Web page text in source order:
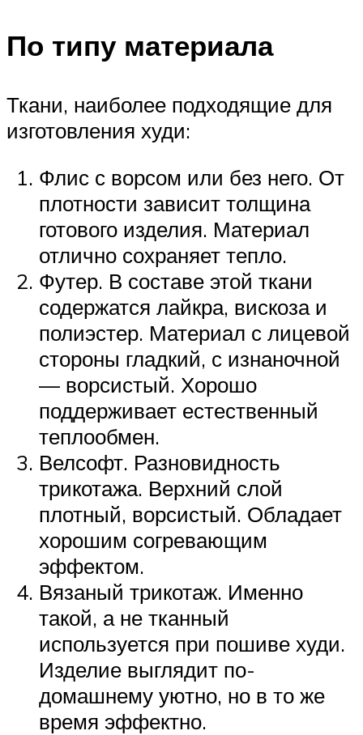
По типу материала
Ткани, наиболее подходящие для
изготовления худи:
Флис с ворсом или без него. От
плотности зависит толщина
готового изделия. Материал
отлично сохраняет тепло.
Футер. В составе этой ткани
содержатся лайкра, вискоза и
полиэстер. Материал с лицевой
стороны гладкий, с изнаночной
— ворсистый. Хорошо
поддерживает естественный
теплообмен.
Велсофт. Разновидность
трикотажа. Верхний слой
плотный, ворсистый. Обладает
хорошим согревающим
эффектом.
Вязаный трикотаж. Именно
такой, а не тканный
используется при пошиве худи.
Изделие выглядит по-
домашнему уютно, но в то же
время эффектно.